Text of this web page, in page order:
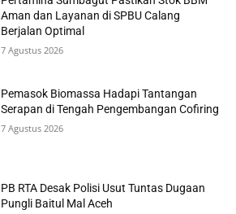
Aman dan Layanan di SPBU Calang
Berjalan Optimal
7 Agustus 2026
Pemasok Biomassa Hadapi Tantangan
Serapan di Tengah Pengembangan Cofiring
7 Agustus 2026
PB RTA Desak Polisi Usut Tuntas Dugaan
Pungli Baitul Mal Aceh